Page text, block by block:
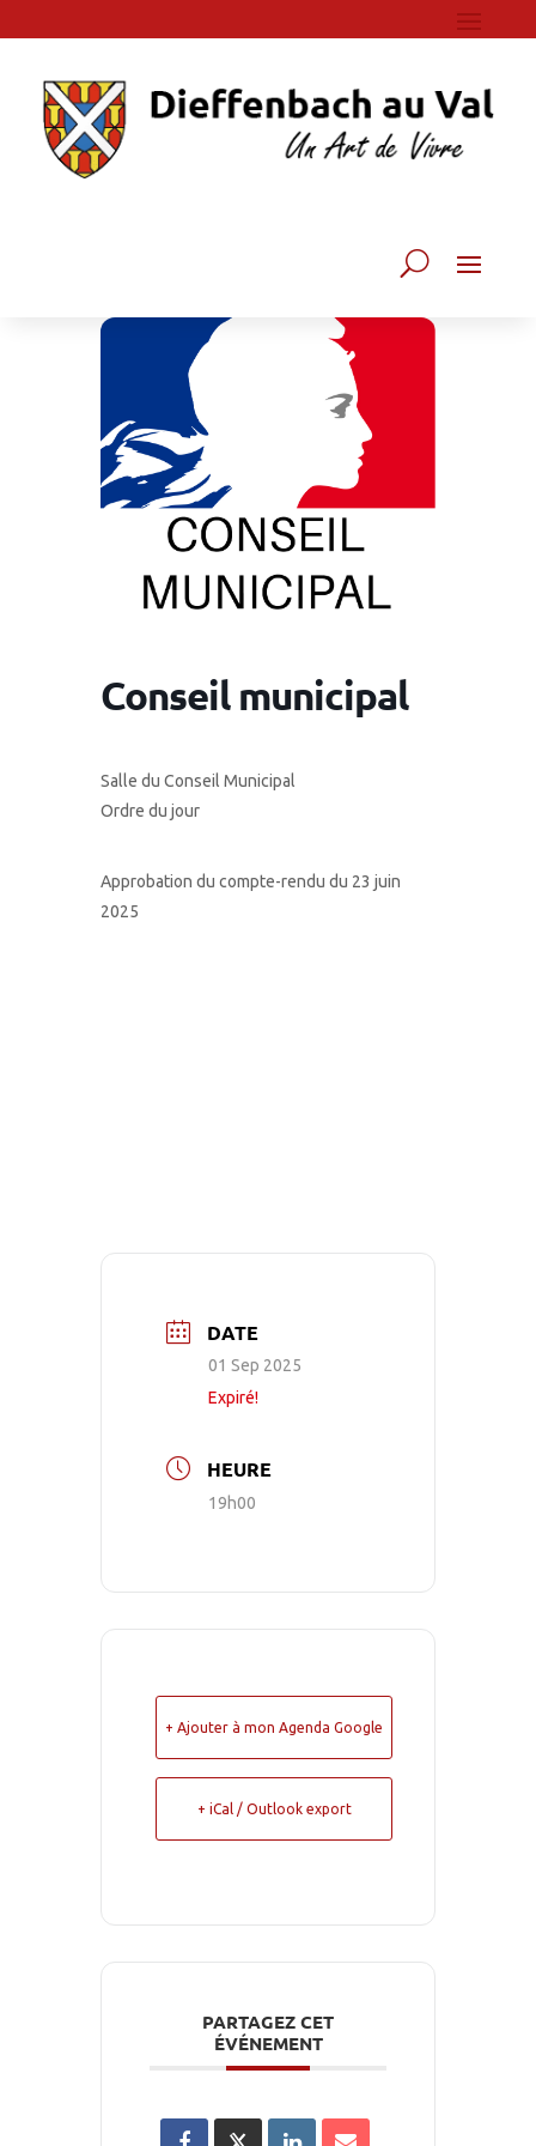
Conseil municipal
Salle du Conseil Municipal
Ordre du jour
Approbation du compte-rendu du 23 juin
2025
DATE
01 Sep 2025
Expiré!
HEURE
19h00
+ Ajouter à mon Agenda Google
+ iCal / Outlook export
PARTAGEZ CET
ÉVÉNEMENT